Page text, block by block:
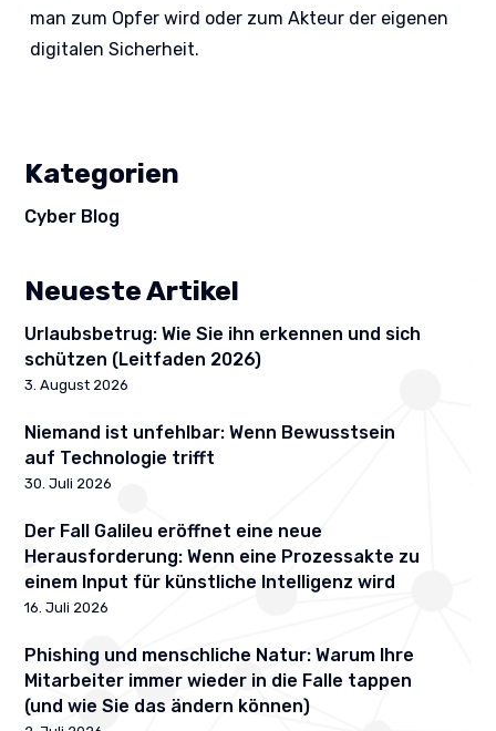
Kategorien
Cyber Blog
Neueste Artikel
Urlaubsbetrug: Wie Sie ihn erkennen und sich
schützen (Leitfaden 2026)
3. August 2026
Niemand ist unfehlbar: Wenn Bewusstsein
auf Technologie trifft
30. Juli 2026
Der Fall Galileu eröffnet eine neue
Herausforderung: Wenn eine Prozessakte zu
einem Input für künstliche Intelligenz wird
16. Juli 2026
Phishing und menschliche Natur: Warum Ihre
Mitarbeiter immer wieder in die Falle tappen
(und wie Sie das ändern können)
man zum Opfer wird oder zum Akteur der eigenen
digitalen Sicherheit.